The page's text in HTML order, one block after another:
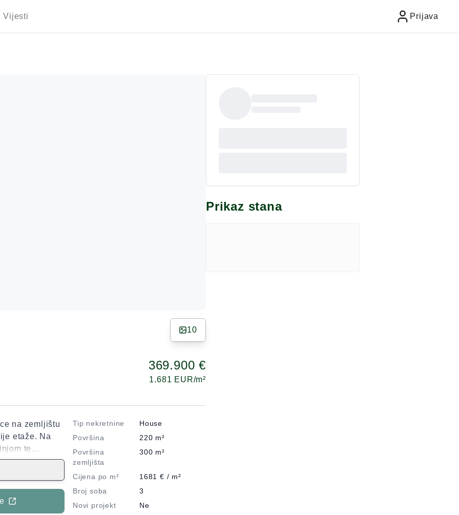
Vijesti Prijava
10
369.900 €
1.681 EUR/m²
na zemljištu
etaže. Na
te
spavaće
etaže. Na
prostor, tri
Tip nekretnine
House
Površina
220 m²
Površina
zemljišta
300 m²
Cijena po m² 1681 € / m²
Broj soba
3
Novi projekt
Ne
Prikaz stana